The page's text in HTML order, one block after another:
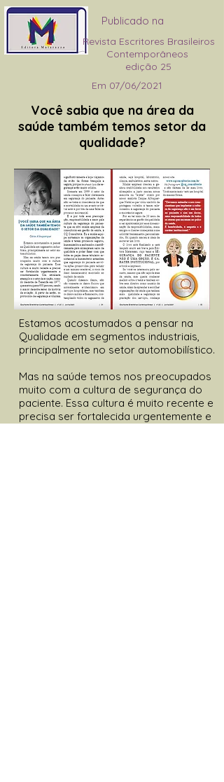
Publicado na
Revista Escritores Brasileiros
Contemporâneos
edição 25
Em 07/06/2021
Você sabia que na área da
saúde também temos setor da
qualidade?
Estamos acostumados a pensar na
Qualidade em segmentos industriais,
principalmente no setor automobilístico.
Mas na saúde temos nos preocupados
muito com a cultura de segurança do
paciente. Essa cultura é muito recente e
precisa ser fortalecida urgentemente e